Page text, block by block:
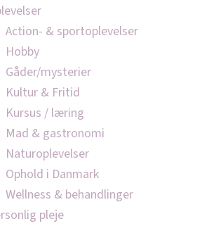
Action- & sportoplevelser
Hobby
Gåder/mysterier
Kultur & Fritid
Kursus / læring
Mad & gastronomi
Naturoplevelser
Ophold i Danmark
Wellness & behandlinger
pleje